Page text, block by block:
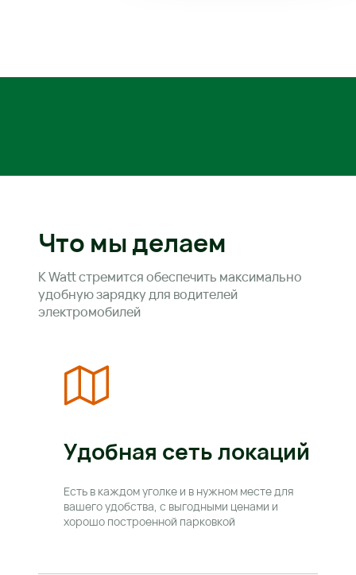
K Watt стремится обеспечить максимально
удобную зарядку для водителей
электромобилей
Что мы делаем
Удобная сеть локаций
Есть в каждом уголке и в нужном месте для
вашего удобства, с выгодными ценами и
хорошо построенной парковкой